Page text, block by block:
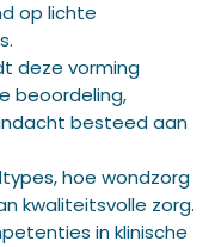
op lichte
deze vorming
beoordeling,
besteed aan
hoe wondzorg
kwaliteitsvolle zorg.
in klinische